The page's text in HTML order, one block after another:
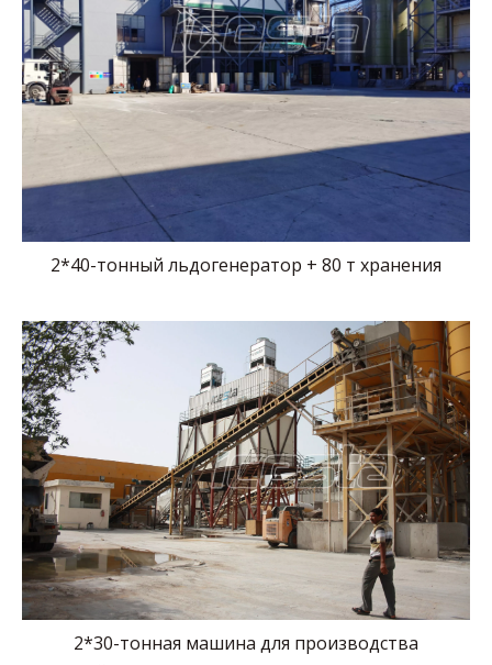
2*40-тонный льдогенератор + 80 т хранения
2*30-тонная машина для производства